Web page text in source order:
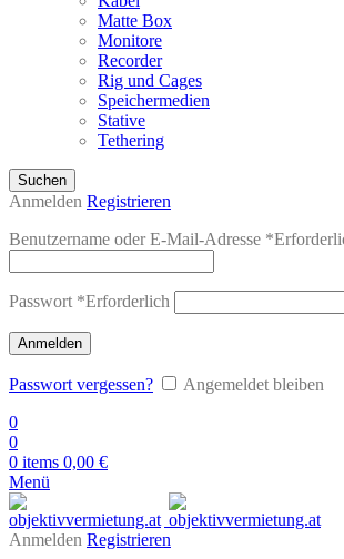
Matte Box
Monitore
Recorder
Rig und Cages
Speichermedien
Stative
Tethering
Suchen
Anmelden Registrieren
Benutzername oder E-Mail-Adresse *
Passwort *Erforderlich
Anmelden
Passwort vergessen?
Angemeldet bleiben
0
0
0 items 0,00 €
Menü
Anmelden Registrieren